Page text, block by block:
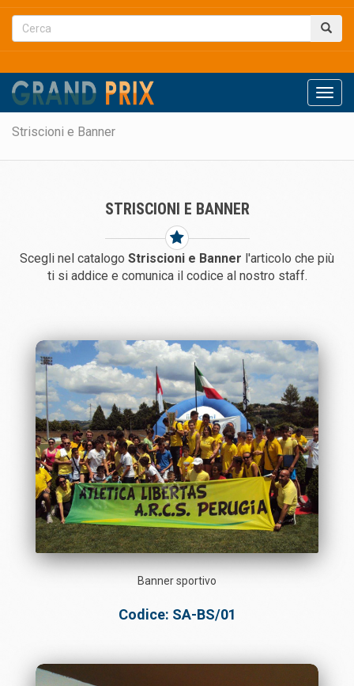
Menu
Striscioni e Banner
STRISCIONI E BANNER
Scegli nel catalogo Striscioni e Banner l'articolo che più
ti si addice e comunica il codice al nostro staff.
Banner sportivo
Codice: SA-BS/01